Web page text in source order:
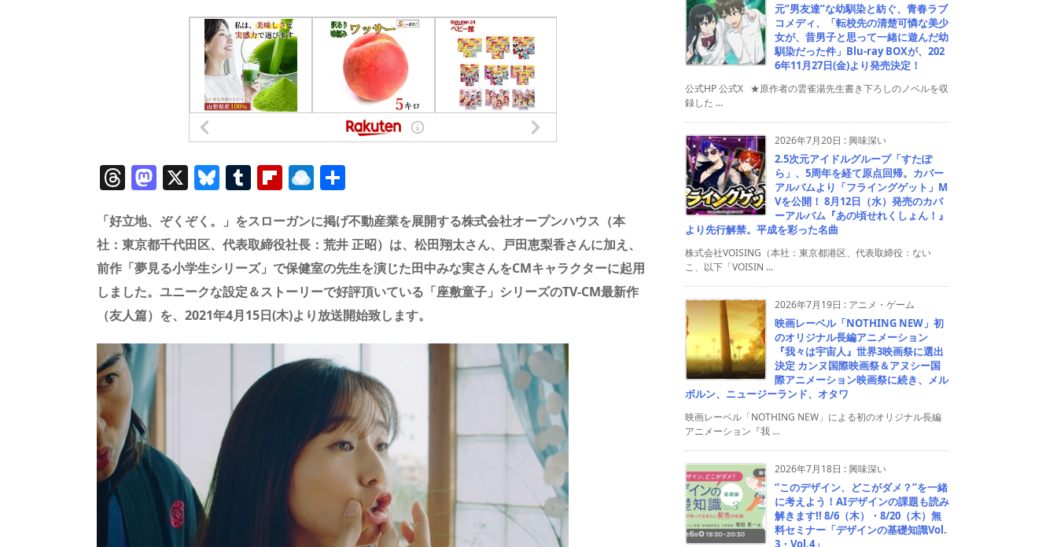
T
h
re
a
d
s
M
a
st
o
d
o
n
X Bl
u
e
sk
y
T
u
m
bl
r
Fl
ip
b
o
ar
d
R
ai
n
d
ro
p.
io
「好立地、ぞくぞく。」をスローガンに掲げ不動産業を展開する株式会社オープンハウス（本
社：東京都千代田区、代表取締役社長：荒井 正昭）は、松田翔太さん、戸田恵梨香さんに加え、
前作「夢見る小学生シリーズ」で保健室の先生を演じた田中みな実さんをCMキャラクターに起用
しました。ユニークな設定＆ストーリーで好評頂いている「座敷童子」シリーズのTV-CM最新作
（友人篇）を、2021年4月15日(木)より放送開始致します。
元”男友達”な幼馴染と紡ぐ、青春ラブ
コメディ、「転校先の清楚可憐な美少
女が、昔男子と思って一緒に遊んだ幼
馴染だった件」Blu-ray BOXが、202
6年11月27日(金)より発売決定！
公式HP 公式X ★原作者の雲雀湯先生書き下ろしのノベルを収
録した ...
2026年7月20日 :興味深い
2.5次元アイドルグループ「すたぽ
ら」、5周年を経て原点回帰。カバー
アルバムより「フライングゲット」M
Vを公開！ 8月12日（水）発売のカバ
ーアルバム『あの頃せれくしょん！』
より先行解禁。平成を彩った名曲
株式会社VOISING（本社：東京都港区、代表取締役：ない
こ、以下「VOISIN ...
2026年7月19日 : アニメ・ゲーム
映画レーベル「NOTHING NEW」初
のオリジナル長編アニメーション
『我々は宇宙人』世界3映画祭に選出
決定 カンヌ国際映画祭＆アヌシー国
際アニメーション映画祭に続き、メル
ボルン、ニュージーランド、オタワ
映画レーベル「NOTHING NEW」による初のオリジナル長編
アニメーション『我 ...
2026年7月18日 :興味深い
“このデザイン、どこがダメ？”を一緒
に考えよう！AIデザインの課題も読み
解きます!! 8/6（木）・8/20（木）無
料セミナー「デザインの基礎知識Vol.
3・Vol.4」